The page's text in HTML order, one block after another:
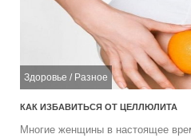
Здоровье / Разное
КАК ИЗБАВИТЬСЯ ОТ ЦЕЛЛЮЛИТА
Многие женщины в настоящее